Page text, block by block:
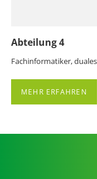
Abteilung 4
Fachinformatiker,
MEHR ERFAHREN